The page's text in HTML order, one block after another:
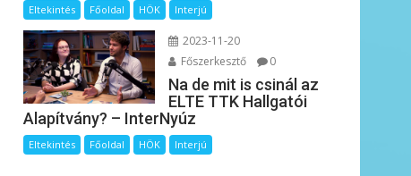
Eltekintés Főoldal HÖK Interjú
2023-11-20
Főszerkesztő
0
Na de mit is csinál az
ELTE TTK Hallgatói
Alapítvány? – InterNyúz
Eltekintés Főoldal HÖK Interjú